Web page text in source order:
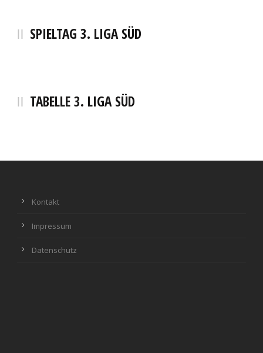
SPIELTAG 3. LIGA SÜD
TABELLE 3. LIGA SÜD
Kontakt
Impressum
Datenschutz